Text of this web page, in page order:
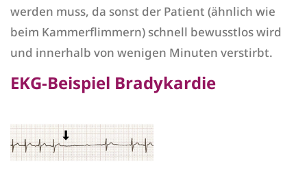
werden muss, da sonst der Patient (ähnlich wie
beim Kammerflimmern) schnell bewusstlos wird
und innerhalb von wenigen Minuten verstirbt.
EKG-Beispiel Bradykardie